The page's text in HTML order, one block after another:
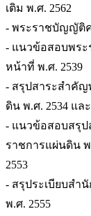
เติม พ.ศ. 2562
- พระราชบัญญัติค
- แนวข้อสอบพระ
หน้าที่ พ.ศ. 2539
- สรุปสาระสำคั
ดิน พ.ศ. 2534 แล
- แนวข้อสอบสรุ
ราชการแผ่นดิน พ
2553
- สรุประเบียบสำ
พ.ศ. 2555